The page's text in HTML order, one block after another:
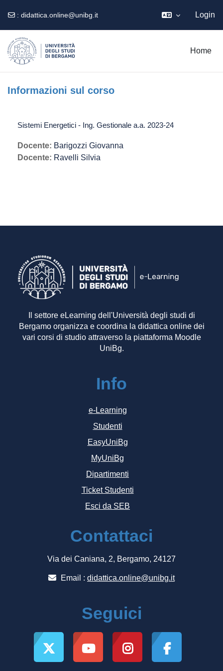
: didattica.online@unibg.it Login
Home
Informazioni sul corso
Sistemi Energetici - Ing. Gestionale a.a. 2023-24
Docente: Barigozzi Giovanna
Docente: Ravelli Silvia
Il settore eLearning dell'Università degli studi di
Bergamo organizza e coordina la didattica online dei
vari corsi di studio attraverso la piattaforma Moodle
UniBg.
Info
e-Learning
Studenti
EasyUniBg
MyUniBg
Dipartimenti
Ticket Studenti
Esci da SEB
Contattaci
Via dei Caniana, 2, Bergamo, 24127
Email : didattica.online@unibg.it
Seguici